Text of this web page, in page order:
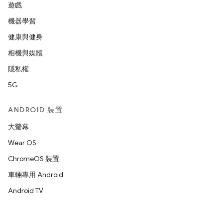
遊戲
機器學習
健康與健身
相機與媒體
隱私權
5G
ANDROID 裝置
大螢幕
Wear OS
ChromeOS 裝置
車輛專用 Android
Android TV